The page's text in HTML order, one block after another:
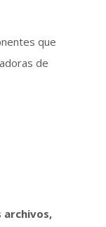
que
de
archivos,